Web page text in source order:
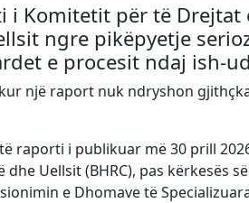
i Komitetit për të Drejtat
ngre pikëpyetje
e procesit ndaj ish-
një raport nuk ndryshon
raporti i publikuar më 30 prill
dhe Uellsit (BHRC), pas kërkesës
e Dhomave të